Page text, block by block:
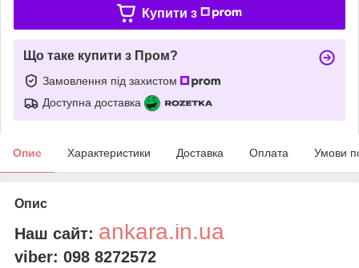
Купити з
Що таке купити з Пром?
Замовлення під захистом
Доступна доставка
Опис Характеристики Доставка Оплата Умови
Опис
Наш сайт: ankara.in.ua
viber: 098 8272572